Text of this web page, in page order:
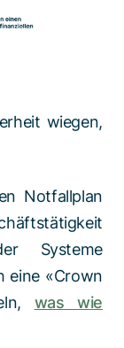
wiegen,
Notfallplan
Systeme
eine «Crown
was wie